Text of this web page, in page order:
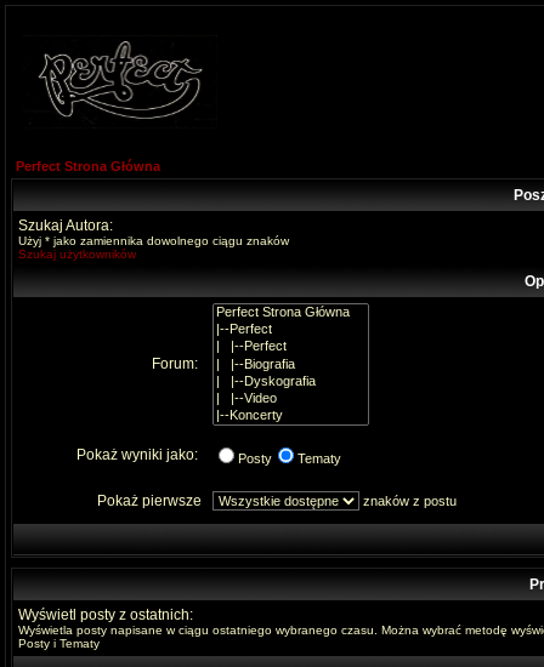
Perfect Strona Główna
Szukaj Autora:
Użyj * jako zamiennika dowolnego ciągu znaków
Szukaj użytkowników
Forum:
Pokaż wyniki jako: Posty Tematy
Pokaż pierwsze znaków z postu
Wyświetl posty z ostatnich:
Wyświetla posty napisane w ciągu ostatniego wybranego czasu. Można wybrać metodę
Posty i Tematy